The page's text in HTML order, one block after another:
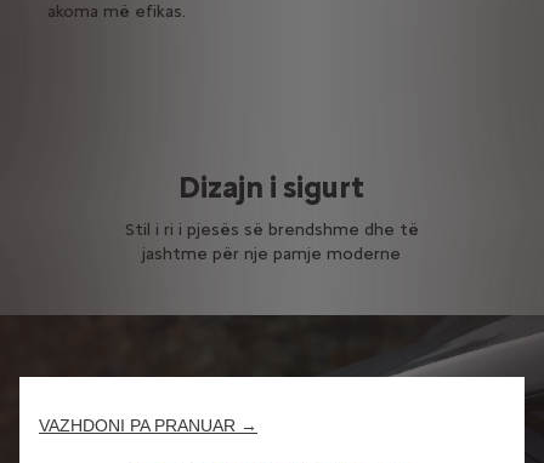
akoma më efikas.
Dizajn i sigurt
Stil i ri i pjesës së brendshme dhe të
jashtme për nje pamje moderne
VAZHDONI PA PRANUAR →